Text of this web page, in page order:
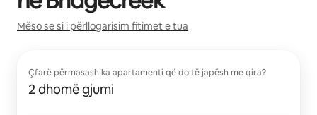
Mëso se si i përllogarisim fitimet e tua
Çfarë përmasash ka apartamenti që do të japësh me qira?
2 dhomë gjumi